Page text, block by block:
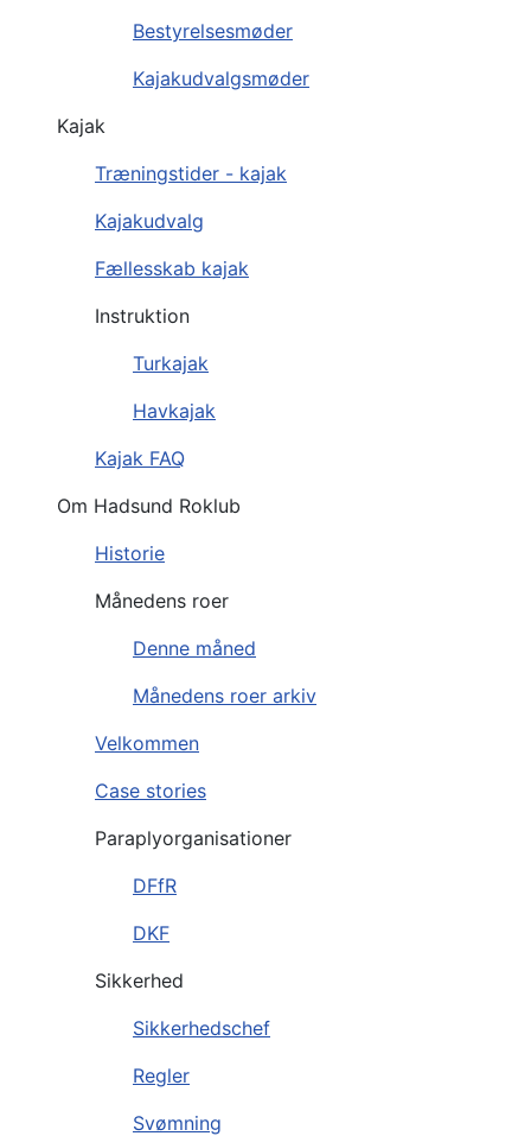
Bestyrelsesmøder
Kajakudvalgsmøder
Kajak
Træningstider - kajak
Kajakudvalg
Fællesskab kajak
Instruktion
Turkajak
Havkajak
Kajak FAQ
Om Hadsund Roklub
Historie
Månedens roer
Denne måned
Månedens roer arkiv
Velkommen
Case stories
Paraplyorganisationer
DFfR
DKF
Sikkerhed
Sikkerhedschef
Regler
Svømning